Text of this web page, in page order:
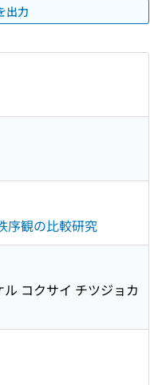
出力
序観の比較研究
コクサイ チツジョカ